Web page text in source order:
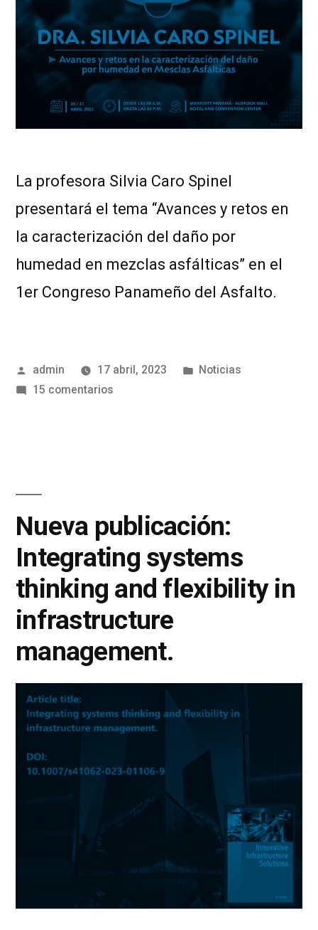
La profesora Silvia Caro Spinel
presentará el tema “Avances y retos en
la caracterización del daño por
humedad en mezclas asfálticas” en el
1er Congreso Panameño del Asfalto.
admin 17 abril, 2023
Noticias
15 comentarios
Nueva publicación:
Integrating systems
thinking and flexibility in
infrastructure
management.